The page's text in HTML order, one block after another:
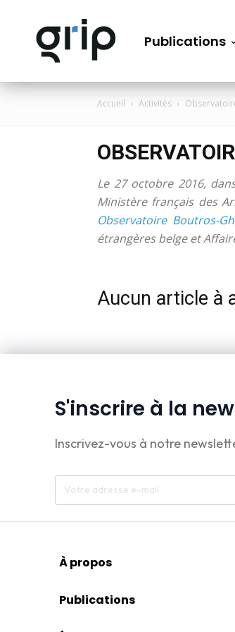
Publications
Accueil Activités
Le 27 octobre 2016,
Ministère français des
Observatoire Boutros-
étrangères belge et
Aucun article à
S'inscrire à la
Inscrivez-vous à notre
À propos
Publications